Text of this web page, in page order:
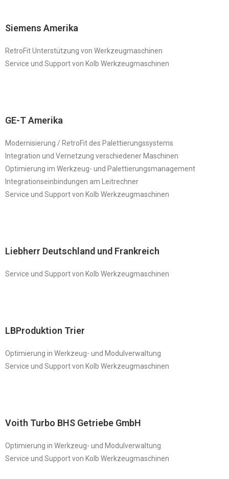
Siemens Amerika
RetroFit Unterstützung von Werkzeugmaschinen
Service und Support von Kolb Werkzeugmaschinen
GE-T Amerika
Modernisierung / RetroFit des Palettierungssystems
Integration und Vernetzung verschiedener Maschinen
Optimierung im Werkzeug- und Palettierungsmanagement
Integrationseinbindungen am Leitrechner
Service und Support von Kolb Werkzeugmaschinen
Liebherr Deutschland und Frankreich
Service und Support von Kolb Werkzeugmaschinen
LBProduktion Trier
Optimierung in Werkzeug- und Modulverwaltung
Service und Support von Kolb Werkzeugmaschinen
Voith Turbo BHS Getriebe GmbH
Optimierung in Werkzeug- und Modulverwaltung
Service und Support von Kolb Werkzeugmaschinen